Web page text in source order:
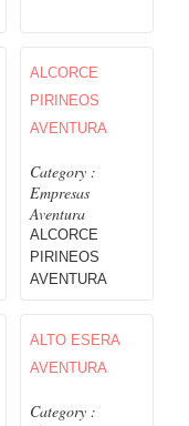
ALCORCE
PIRINEOS
AVENTURA
Category :
Empresas
Aventura
ALCORCE
PIRINEOS
AVENTURA
ALTO ESERA
AVENTURA
Category :